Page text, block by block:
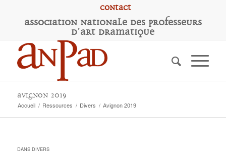
Contact
Association Nationale des Professeurs
d'Art Dramatique
Avignon 2019
Accueil / Ressources / Divers / Avignon 2019
DANS DIVERS